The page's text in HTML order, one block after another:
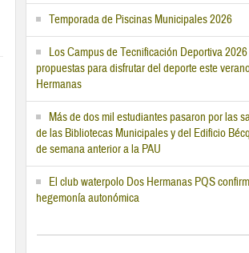
Temporada de Piscinas Municipales 2026
Los Campus de Tecnificación Deportiva
propuestas para disfrutar del deporte este
Hermanas
Más de dos mil estudiantes pasaron por las
de las Bibliotecas Municipales y del Edificio
de semana anterior a la PAU
El club waterpolo Dos Hermanas PQS
hegemonía autonómica